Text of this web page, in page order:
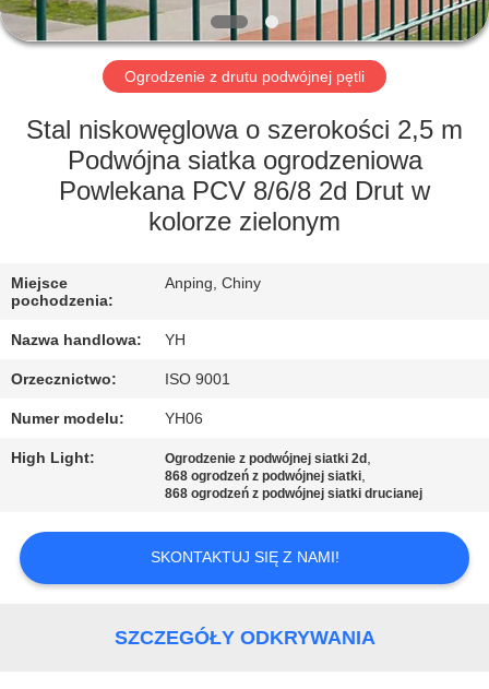
O
WYCIECZKA
KONTROLA
JAKOŚCI
SIĘ
Z
AKTUALNOŚCI
POPROSIĆ
Ogrodzenie z drutu podwójnej pętli
Stal niskowęglowa o szerokości 2,5 m
Podwójna siatka ogrodzeniowa
Powlekana PCV 8/6/8 2d Drut w
kolorze zielonym
Miejsce
pochodzenia:
Anping, Chiny
Nazwa handlowa: YH
Orzecznictwo: ISO 9001
Numer modelu: YH06
High Light: Ogrodzenie z podwójnej siatki 2d ,
868 ogrodzeń z podwójnej siatki,
868 ogrodzeń z podwójnej siatki drucianej
SKONTAKTUJ SIĘ Z NAMI!
SZCZEGÓŁY ODKRYWANIA